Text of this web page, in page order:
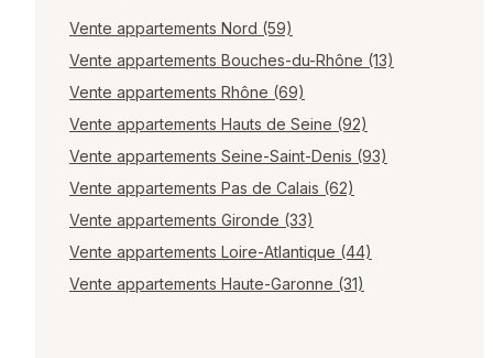
Vente appartements Nord (59)
Vente appartements Bouches-du-Rhône (13)
Vente appartements Rhône (69)
Vente appartements Hauts de Seine (92)
Vente appartements Seine-Saint-Denis (93)
Vente appartements Pas de Calais (62)
Vente appartements Gironde (33)
Vente appartements Loire-Atlantique (44)
Vente appartements Haute-Garonne (31)